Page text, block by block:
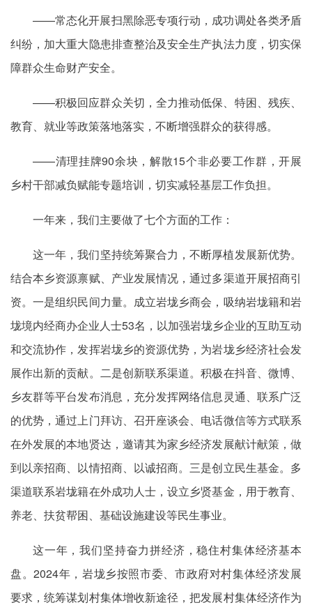
——常态化开展扫黑除恶专项行动，成功调处各类矛盾
纠纷，加大重大隐患排查整治及安全生产执法力度，切实保
障群众生命财产安全。
——积极回应群众关切，全力推动低保、特困、残疾、
教育、就业等政策落地落实，不断增强群众的获得感。
——清理挂牌90余块，解散15个非必要工作群，开展
乡村干部减负赋能专题培训，切实减轻基层工作负担。
一年来，我们主要做了七个方面的工作：
这一年，我们坚持统筹聚合力，不断厚植发展新优势。
结合本乡资源禀赋、产业发展情况，通过多渠道开展招商引
资。一是组织民间力量。成立岩垅乡商会，吸纳岩垅籍和岩
垅境内经商办企业人士53名，以加强岩垅乡企业的互助互动
和交流协作，发挥岩垅乡的资源优势，为岩垅乡经济社会发
展作出新的贡献。二是创新联系渠道。积极在抖音、微博、
乡友群等平台发布消息，充分发挥网络信息灵通、联系广泛
的优势，通过上门拜访、召开座谈会、电话微信等方式联系
在外发展的本地贤达，邀请其为家乡经济发展献计献策，做
到以亲招商、以情招商、以诚招商。三是创立民生基金。多
渠道联系岩垅籍在外成功人士，设立乡贤基金，用于教育、
养老、扶贫帮困、基础设施建设等民生事业。
这一年，我们坚持奋力拼经济，稳住村集体经济基本
盘。2024年，岩垅乡按照市委、市政府对村集体经济发展
要求，统筹谋划村集体增收新途径，把发展村集体经济作为